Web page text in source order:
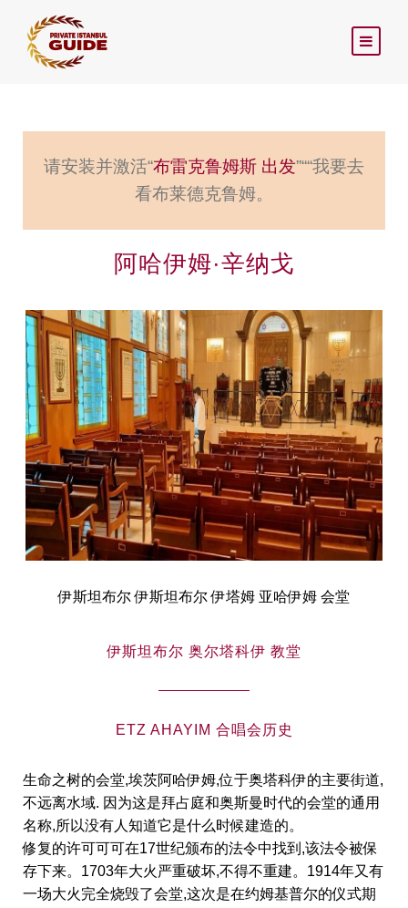
请安装并激活“布雷克鲁姆斯 出发”““我要去
看布莱德克鲁姆。
阿哈伊姆·辛纳戈
伊斯坦布尔 伊斯坦布尔 伊塔姆 亚哈伊姆 会堂
伊斯坦布尔 奥尔塔科伊 教堂
ETZ AHAYIM 合唱会历史
生命之树的会堂,埃茨阿哈伊姆,位于奥塔科伊的主要街道,
不远离水域. 因为这是拜占庭和奥斯曼时代的会堂的通用
名称,所以没有人知道它是什么时候建造的。
修复的许可可可在17世纪颁布的法令中找到,该法令被保
存下来。1703年大火严重破坏,不得不重建。1914年又有
一场大火完全烧毁了会堂,这次是在约姆基普尔的仪式期